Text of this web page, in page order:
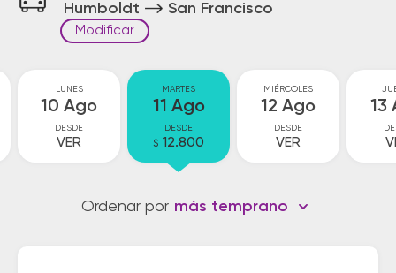
Humboldt San Francisco
Modificar
LUNES
10 Ago
DESDE
VER
MARTES
11 Ago
DESDE
$ 12.800
MIÉRCOLES
12 Ago
DESDE
VER
13
Ordenar por más temprano